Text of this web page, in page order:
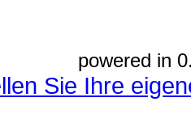
powered in
Sie Ihre